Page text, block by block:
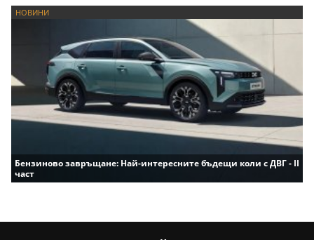
НОВИНИ
Бензиново завръщане: Най-интересните бъдещи коли с ДВГ - II
част